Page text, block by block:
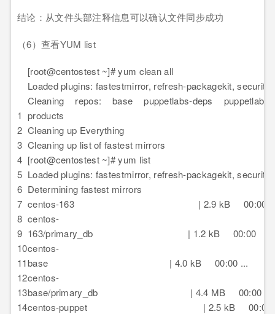
结论：从文件头部注释信息可以确认文件同步成功
（6）查看YUM list
1
2
3
4
5
6
7
8
9
10
11
12
13
14
[root@centostest ~]# yum clean all
Loaded plugins: fastestmirror, refresh-packagekit, security
Cleaning repos: base puppetlabs-deps puppetlabs-
products
Cleaning up Everything
Cleaning up list of fastest mirrors
[root@centostest ~]# yum list
Loaded plugins: fastestmirror, refresh-packagekit, security
Determining fastest mirrors
centos-163 | 2.9 kB 00:00
centos-
163/primary_db | 1.2 kB 00:00
centos-
base | 4.0 kB 00:00 ...
centos-
base/primary_db | 4.4 MB 00:00 ...
centos-puppet | 2.5 kB 00:00